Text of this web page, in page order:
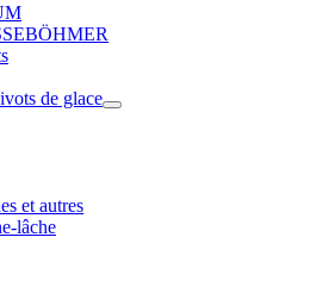
de glace
et autres
lâche